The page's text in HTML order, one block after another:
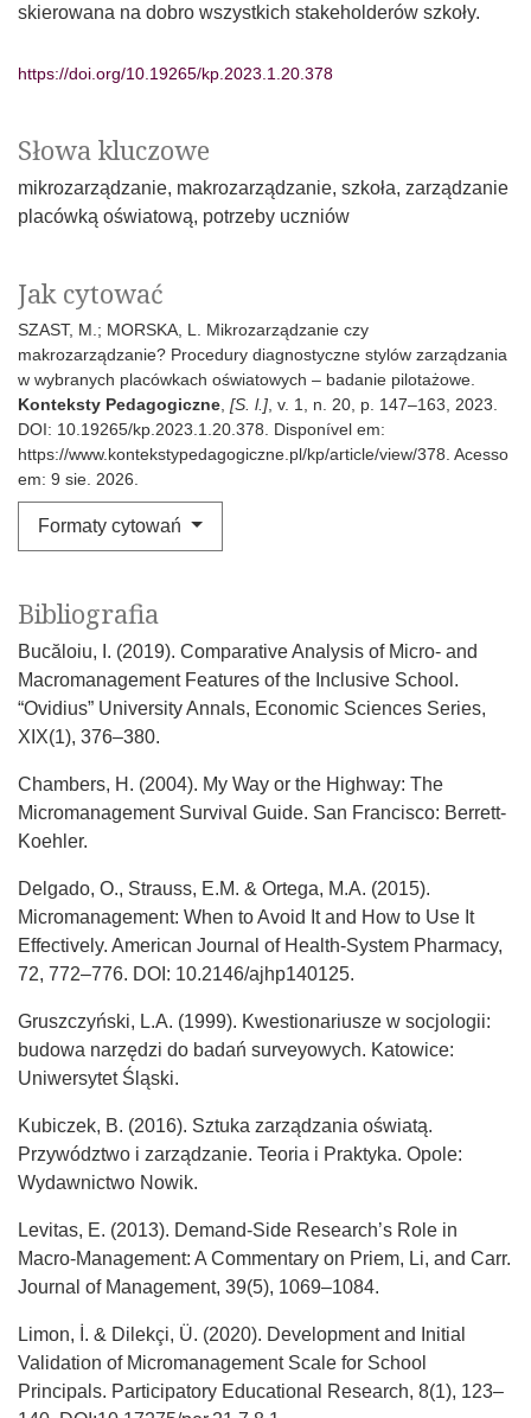
Słowa kluczowe
mikrozarządzanie makrozarządzanie szkoła zarządzanie
placówką oświatową potrzeby uczniów
Jak cytować
SZAST, M.; MORSKA, L. Mikrozarządzanie czy
makrozarządzanie? Procedury diagnostyczne stylów zarządzania
w wybranych placówkach oświatowych – badanie pilotażowe.
Konteksty Pedagogiczne [S. l.] , v. 1, n. 20, p. 147–163, 2023.
DOI: 10.19265/kp.2023.1.20.378. Disponível em:
https://www.kontekstypedagogiczne.pl/kp/article/view/378. Acesso
em: 9 sie. 2026.
Formaty cytowań
skierowana na dobro wszystkich stakeholderów szkoły.
https://doi.org/10.19265/kp.2023.1.20.378
Bibliografia
Bucăloiu, I. (2019). Comparative Analysis of Micro- and
Macromanagement Features of the Inclusive School.
“Ovidius” University Annals, Economic Sciences Series,
XIX(1), 376–380.
Chambers, H. (2004). My Way or the Highway: The
Micromanagement Survival Guide. San Francisco: Berrett-
Koehler.
Delgado, O., Strauss, E.M. & Ortega, M.A. (2015).
Micromanagement: When to Avoid It and How to Use It
Effectively. American Journal of Health-System Pharmacy,
72, 772–776. DOI: 10.2146/ajhp140125.
Gruszczyński, L.A. (1999). Kwestionariusze w socjologii:
budowa narzędzi do badań surveyowych. Katowice:
Uniwersytet Śląski.
Kubiczek, B. (2016). Sztuka zarządzania oświatą.
Przywództwo i zarządzanie. Teoria i Praktyka. Opole:
Wydawnictwo Nowik.
Levitas, E. (2013). Demand-Side Research’s Role in
Macro-Management: A Commentary on Priem, Li, and Carr.
Journal of Management, 39(5), 1069–1084.
Limon, İ. & Dilekçi, Ü. (2020). Development and Initial
Validation of Micromanagement Scale for School
Principals. Participatory Educational Research, 8(1), 123–